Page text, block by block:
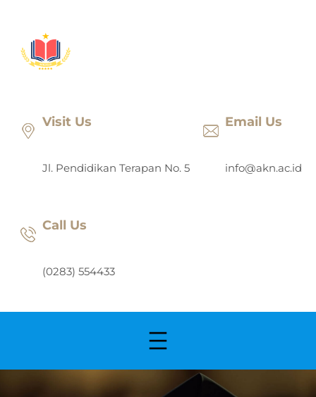
konten
Visit Us
Jl. Pendidikan Terapan No. 5
Email Us
info@akn.ac.id
Call Us
(0283) 554433